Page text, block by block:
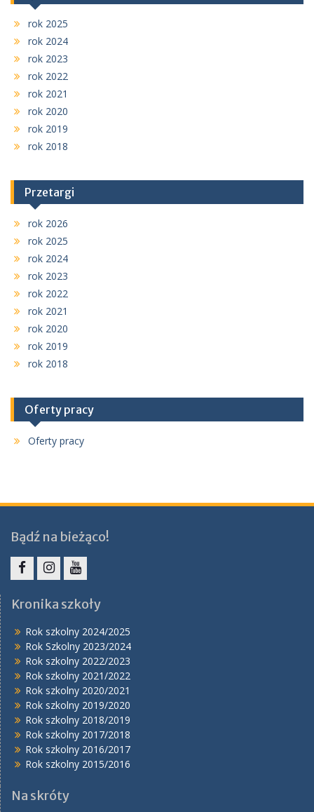
rok 2025
rok 2024
rok 2023
rok 2022
rok 2021
rok 2020
rok 2019
rok 2018
Przetargi
rok 2026
rok 2025
rok 2024
rok 2023
rok 2022
rok 2021
rok 2020
rok 2019
rok 2018
Oferty pracy
Oferty pracy
Bądź na bieżąco!
Kronika szkoły
Rok szkolny 2024/2025
Rok Szkolny 2023/2024
Rok szkolny 2022/2023
Rok szkolny 2021/2022
Rok szkolny 2020/2021
Rok szkolny 2019/2020
Rok szkolny 2018/2019
Rok szkolny 2017/2018
Rok szkolny 2016/2017
Rok szkolny 2015/2016
Na skróty